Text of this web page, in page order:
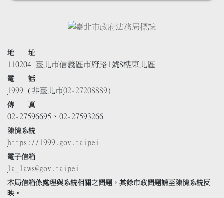
地 址
110204 臺北市信義區市府路1號8樓東北區
電 話
1999 (非臺北市02-27208889)
傳 真
02-27596695、02-27593266
陳情系統
https://1999.gov.taipei
電子信箱
la_laws@gov.taipei
本局信箱係處理與系統相關之問題，其餘市政問題請至陳情系統反
映。